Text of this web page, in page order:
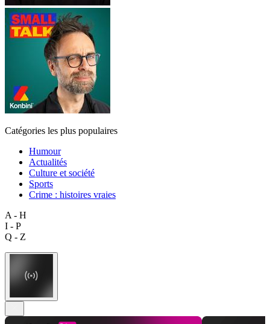
Catégories les plus populaires
Humour
Actualités
Culture et société
Sports
Crime : histoires vraies
A - H
I - P
Q - Z